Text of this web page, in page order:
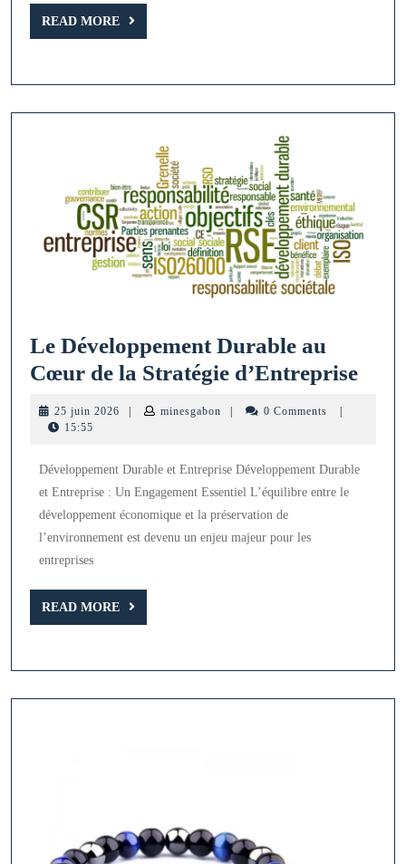
READ MORE
READ
MORE
Le Développement Durable au
Cœur de la Stratégie d’EntrepriseLe
25 juin 2026 25
minesgabon minesgabon0 Comments
15:55
Développement Durable et Entreprise Développement Durable
et Entreprise : Un Engagement Essentiel L’équilibre entre le
développement économique et la préservation de
l’environnement est devenu un enjeu majeur pour les
entreprises
READ MORE
READ
MORE